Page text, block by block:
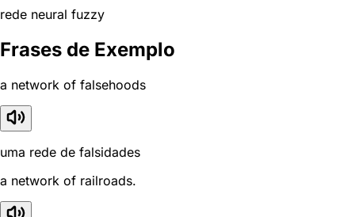
rede neural fuzzy
Frases de Exemplo
a network of falsehoods
uma rede de falsidades
a network of railroads.